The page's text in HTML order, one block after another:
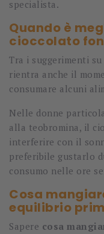
specialista.
Quando è
cioccolato
Tra i suggerimenti su
rientra anche il
consumare alcuni
Nelle donne
alla teobromina, il
interferire con il
preferibile gustarlo
consumo nelle ore
Cosa
equilibrio
Sapere cosa